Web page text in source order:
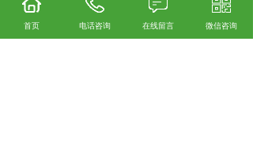
首页 电话咨询 在线留言 微信咨询